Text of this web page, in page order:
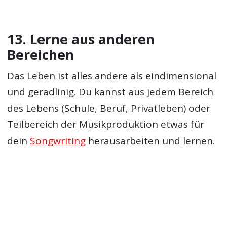
13. Lerne aus anderen
Bereichen
Das Leben ist alles andere als eindimensional
und geradlinig. Du kannst aus jedem Bereich
des Lebens (Schule, Beruf, Privatleben) oder
Teilbereich der Musikproduktion etwas für
dein Songwriting herausarbeiten und lernen.